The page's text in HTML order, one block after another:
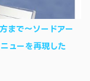
ードをAndroidアプ
が保存されず、い
。 この不具合を
イスの言語を英語
スワードを入力す
まで～ソードアー
ューを再現した